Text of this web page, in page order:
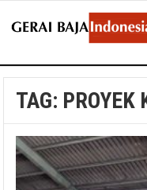
TAG: PROYEK